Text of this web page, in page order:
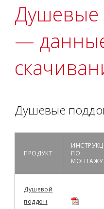
Душевые
—
Душевые
ПРОДУКТ
ПО
МОНТАЖУ
Душевой
поддон